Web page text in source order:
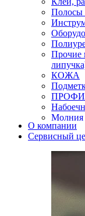
Полосы
Прочие
КОЖА
Молния
Уход и
Кнопки
О компании
Сервисный